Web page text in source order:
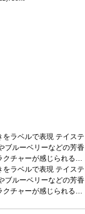
をラベルで表現 テイステ
ブルーベリーなどの芳香
チャーが感じられる一
、サラミなどと好相性
、ヴィーガン認証*本ヴ
は自動的に次のヴィン
をラベルで表現 テイステ
ブルーベリーなどの芳香
チャーが感じられる一